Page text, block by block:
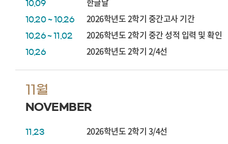
10.09
10.20 ~ 10.26 2026학년도 2학기 중간고사 기간
10.26 ~ 11.02 2026학년도 2학기 중간 성적 입력 및 확인
10.26 2026학년도 2학기 2/4선
11월
NOVEMBER
11.23 2026학년도 2학기 3/4선